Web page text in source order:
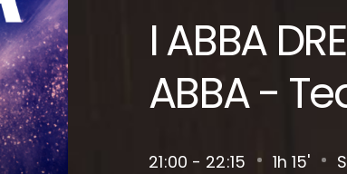
I ABBA
ABBA -
21 00 - 22 15 1h 15'